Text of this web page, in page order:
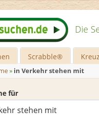
Die
Scrabble®
» in Verkehr stehen mit
für